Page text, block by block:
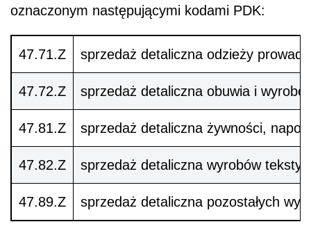
oznaczonym następującymi kodami PDK:
47.71.Z sprzedaż detaliczna odzieży
47.72.Z sprzedaż detaliczna obuwia i
47.81.Z sprzedaż detaliczna żywności,
47.82.Z sprzedaż detaliczna wyrobów
47.89.Z sprzedaż detaliczna pozostałych